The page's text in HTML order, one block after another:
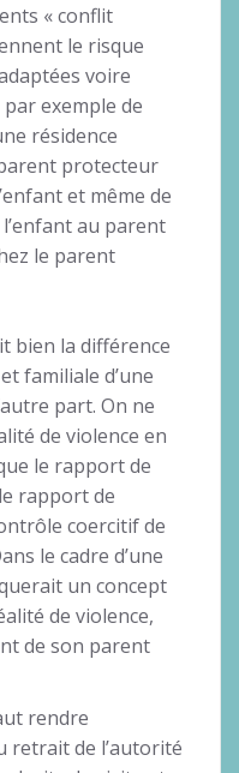
« conflit
le risque
voire
exemple de
résidence
protecteur
et même de
au parent
le parent
bien la différence
familiale d’une
part. On ne
de violence en
le rapport de
rapport de
coercitif de
le cadre d’une
un concept
de violence,
de son parent
rendre
retrait de l’autorité